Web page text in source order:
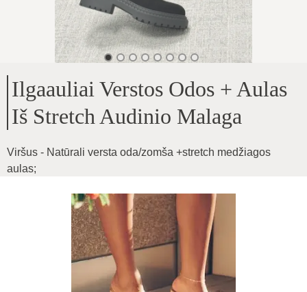
Ilgaauliai Verstos Odos + Aulas
Iš Stretch Audinio Malaga
Viršus - Natūrali versta oda/zomša +stretch medžiagos
aulas;
Pado aukštis - 5cm;
Aulo aukštis - 42cm
Vidutinio pločio pėdai ir blauzdai;
Nuo dydžio aulo plotis keičiasi, audinys tamprus
Stambioms blauzdoms netinkamas modelis